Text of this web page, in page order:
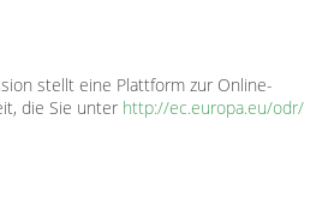
stellt eine Plattform zur Online-
die Sie unter http://ec.europa.eu/odr/